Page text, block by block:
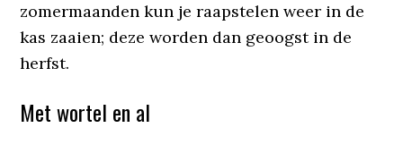
zomermaanden kun je raapstelen weer in de
kas zaaien; deze worden dan geoogst in de
herfst.
Met wortel en al